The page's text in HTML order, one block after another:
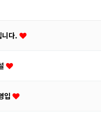
니다.
입